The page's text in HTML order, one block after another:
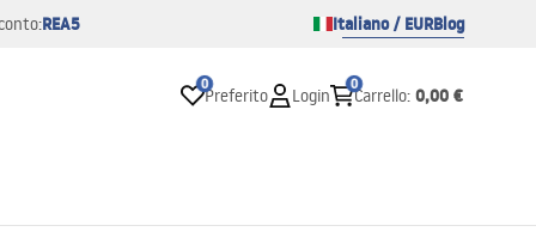
REA5 Italiano / EURBlog
0
Preferito Login
0
Carrello: 0,00 €